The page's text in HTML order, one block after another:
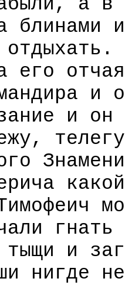
блинами
его
и
и
гнать
тыщи и
нигде